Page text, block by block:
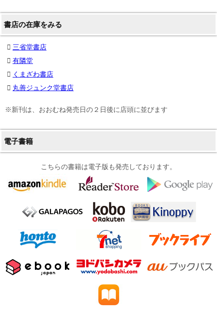
書店の在庫をみる
三省堂書店
有隣堂
くまざわ書店
丸善ジュンク堂書店
※新刊は、おおむね発売日の２日後に店頭に並びます
電子書籍
こちらの書籍は電子版も発売しております。